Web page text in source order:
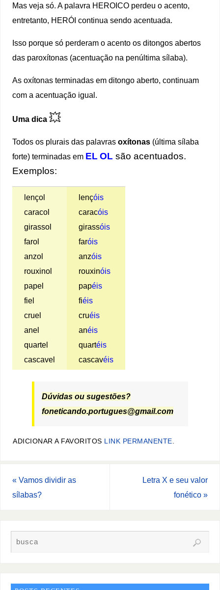
Mas veja só. A palavra HEROICO perdeu o acento,
entretanto, HERÓI continua sendo acentuada.
Isso porque só perderam o acento os ditongos abertos
das paroxítonas (acentuação na penúltima sílaba).
As oxítonas terminadas em ditongo aberto, continuam
com a acentuação igual.
Uma dica 💥
Todos os plurais das palavrasoxítonas (última sílaba
forte) terminadas em EL OLsão acentuados.
Exemplos:
lençol
caracol
girassol
farol
anzol
rouxinol
papel
fiel
cruel
anel
quartel
cascavel
lençóis
caracóis
girassóis
faróis
anzóis
rouxinóis
papéis
fiéis
cruéis
anéis
quartéis
cascavéis
Dúvidas ou sugestões?
foneticando.portugues@gmail.com
ADICIONAR A FAVORITOS LINK PERMANENTE.
« Vamos dividir as
sílabas?
Letra X e seu valor
fonético »